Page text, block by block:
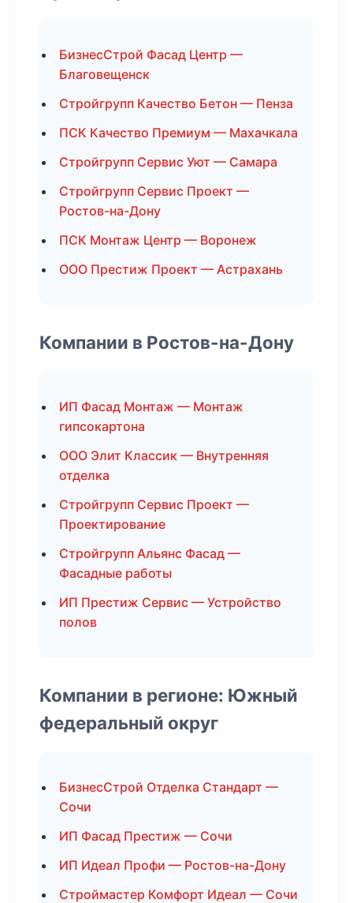
БизнесСтрой Фасад Центр —
Благовещенск
Стройгрупп Качество Бетон — Пенза
ПСК Качество Премиум — Махачкала
Стройгрупп Сервис Уют — Самара
Стройгрупп Сервис Проект —
Ростов-на-Дону
ПСК Монтаж Центр — Воронеж
ООО Престиж Проект — Астрахань
Компании в Ростов-на-Дону
ИП Фасад Монтаж — Монтаж
гипсокартона
ООО Элит Классик — Внутренняя
отделка
Стройгрупп Сервис Проект —
Проектирование
Стройгрупп Альянс Фасад —
Фасадные работы
ИП Престиж Сервис — Устройство
полов
Компании в регионе: Южный
федеральный округ
БизнесСтрой Отделка Стандарт —
Сочи
ИП Фасад Престиж — Сочи
ИП Идеал Профи — Ростов-на-Дону
Строймастер Комфорт Идеал — Сочи